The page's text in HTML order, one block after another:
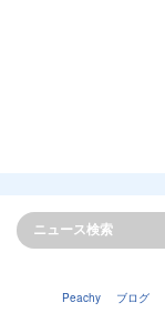
Peachy ブログ